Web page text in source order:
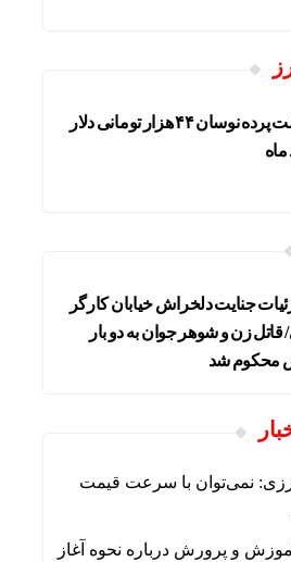
پشت پرده نوسان ۴۴ هزار تومانی دلار
ماه
جنایت دلخراش خیابان کارگر
قاتل زن و شوهر جوان به دو بار
محکوم شد
نمی‌توان با سرعت قیمت
و پرورش درباره نحوه آغاز